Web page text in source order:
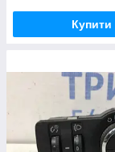
Купити